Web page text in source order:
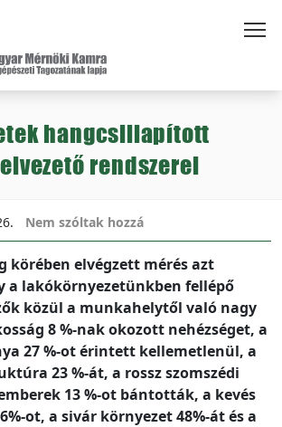
hangcsillapított
rendszerei
Nem szóltak hozzá
körében elvégzett mérés azt
a lakókörnyezetünkben fellépő
közül a munkahelytől való nagy
8 %-nak okozott nehézséget, a
27 %-ot érintett kellemetlenül, a
23 %-át, a rossz szomszédi
13 %-ot bántották, a kevés
ot, a sivár környezet 48%-át és a